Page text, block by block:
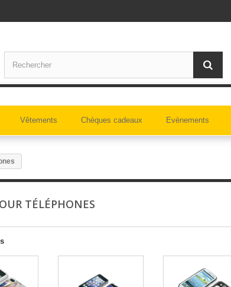
Vêtements Chèques cadeaux Evènements
TÉLÉPHONES